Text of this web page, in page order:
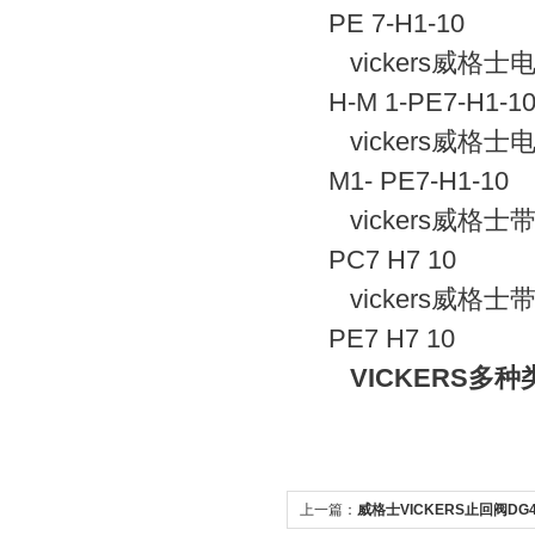
PE 7-H1-10
vickers威格士
H-M 1-PE7-H1-10
vickers威格士
M1- PE7-H1-10
vickers威格士
PC7 H7 10
vickers威格士
PE7 H7 10
VICKERS多种
上一篇： 威格士VICKERS止回阀